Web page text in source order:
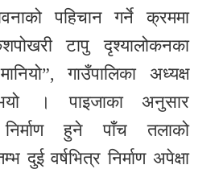
पहिचान गर्ने क्रममा
टापु दृश्यालोकनका
गाउँपालिका अध्यक्ष
। पाइजाका अनुसार
हुने पाँच तलाको
दुई वर्षभित्र निर्माण अपेक्षा